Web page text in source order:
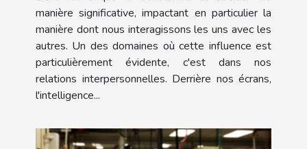
virtuelles
manière significative, impactant en particulier la
manière dont nous interagissons les uns avec les
autres. Un des domaines où cette influence est
particulièrement évidente, c'est dans nos
relations interpersonnelles. Derrière nos écrans,
l'intelligence...